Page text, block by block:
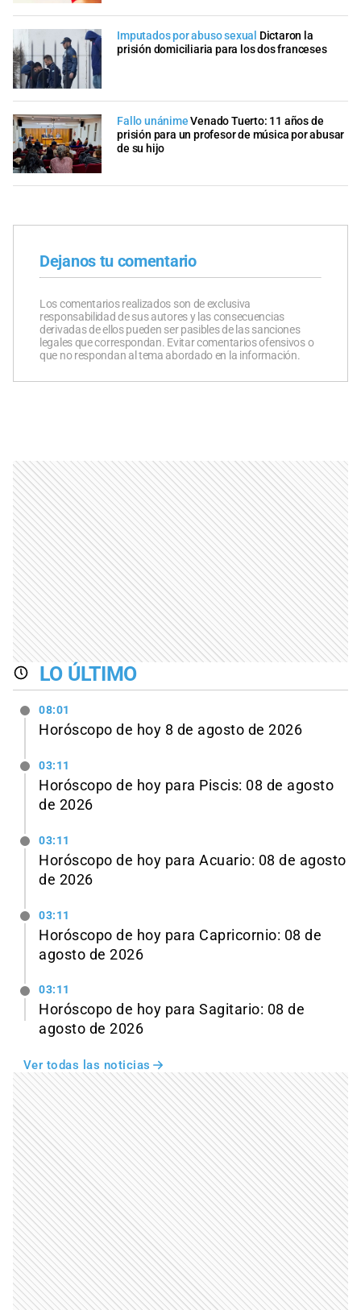
Imputados por abuso sexual Dictaron la
prisión domiciliaria para los dos franceses
Fallo unánime Venado Tuerto: 11 años de
prisión para un profesor de música por abusar
de su hijo
Dejanos tu comentario
Los comentarios realizados son de exclusiva
responsabilidad de sus autores y las consecuencias
derivadas de ellos pueden ser pasibles de las sanciones
legales que correspondan. Evitar comentarios ofensivos o
que no respondan al tema abordado en la información.
LO ÚLTIMO
08:01
Horóscopo de hoy 8 de agosto de 2026
03:11
Horóscopo de hoy para Piscis: 08 de agosto
de 2026
03:11
Horóscopo de hoy para Acuario: 08 de agosto
de 2026
03:11
Horóscopo de hoy para Capricornio: 08 de
agosto de 2026
03:11
Horóscopo de hoy para Sagitario: 08 de
agosto de 2026
Ver todas las noticias